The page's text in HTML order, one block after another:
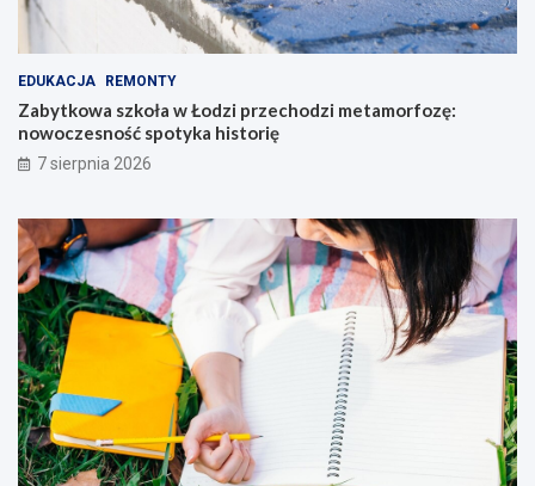
EDUKACJA REMONTY
Zabytkowa szkoła w Łodzi przechodzi metamorfozę:
nowoczesność spotyka historię
7 sierpnia 2026